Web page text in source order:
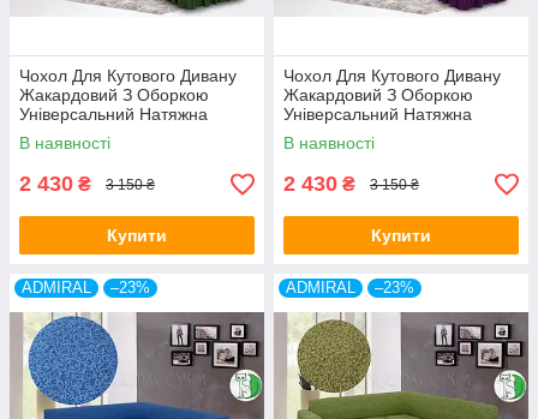
Чохол Для Кутового Дивану
Жакардовий З Оборкою
Універсальний Натяжна
зелений Venera
В наявності
2 430 ₴ 3 150 ₴
Купити
Чохол Для Кутового Дивану
Жакардовий З Оборкою
Універсальний Натяжна
фіолетовий Venera
В наявності
2 430 ₴ 3 150 ₴
Купити
ADMIRAL –23% ADMIRAL –23%